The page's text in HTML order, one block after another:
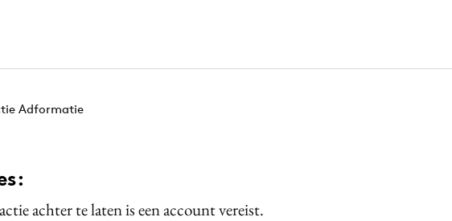
Adformatie
achter te laten is een account vereist.